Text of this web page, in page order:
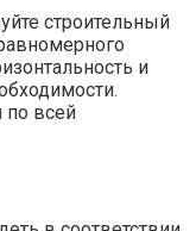
строительный
и
по всей